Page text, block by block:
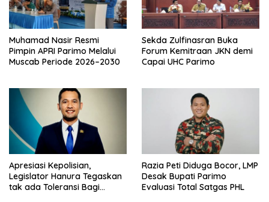
Muhamad Nasir Resmi
Pimpin APRI Parimo Melalui
Muscab Periode 2026–2030
Sekda Zulfinasran Buka
Forum Kemitraan JKN demi
Capai UHC Parimo
Apresiasi Kepolisian,
Legislator Hanura Tegaskan
tak ada Toleransi Bagi
Razia Peti Diduga Bocor, LMP
Desak Bupati Parimo
Evaluasi Total Satgas PHL